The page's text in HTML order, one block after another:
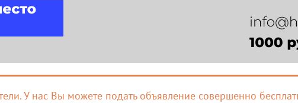
У нас Вы можете подать объявление совершенно